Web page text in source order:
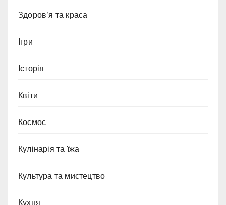
Здоров’я та краса
Ігри
Історія
Квіти
Космос
Кулінарія та їжа
Культура та мистецтво
Кухня